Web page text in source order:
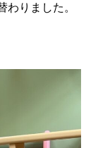
わりました。